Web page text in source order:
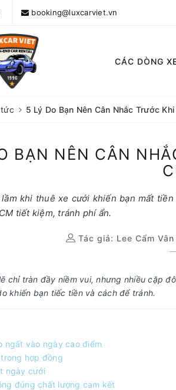
booking@luxcarviet.vn
CÁC DÒNG
5 Lý Do Bạn Nên Cân Nhắc Trước
BẠN NÊN CÂN
lầm khi thuê xe cưới khiến bạn mất
tiết kiệm, tránh phí ẩn.
Tác giả: Lee Cẩm Vân
chỉ tràn đầy niềm vui, nhưng nhiều cặp
khiến bạn tiếc tiền và cách để tránh.
ngất vào ngày cao điểm
trong hợp đồng
ngày cưới
đúng chất lượng cam kết